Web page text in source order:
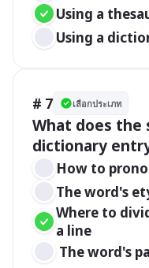
Using a
Using a
# 7 เลือกประเภท
What does the
dictionary
How to
The word's
Where to
a line
The word's